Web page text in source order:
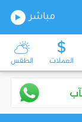
مباشر
العملات الطقس